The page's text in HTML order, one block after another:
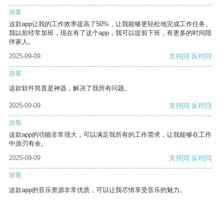
游客
这款app让我的工作效率提高了50%，让我能够更轻松地完成工作任务。
我以前经常加班，现在有了这个app，我可以提前下班，有更多的时间陪
伴家人。
2025-09-09
支持[0] 反对[0]
游客
这款软件简直是神器，解决了我所有问题。
2025-09-09 支持[0] 反对[0]
游客
这款app的功能非常强大，可以满足我所有的工作需求，让我能够在工作
中游刃有余。
2025-09-09
支持[0] 反对[0]
游客
这款app的音乐资源非常优质，可以让我尽情享受音乐的魅力。